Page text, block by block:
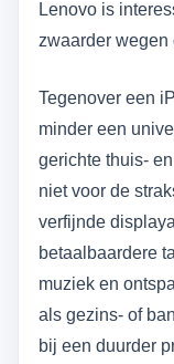
Lenovo is
zwaarder wegen
Tegenover een
minder een
gerichte thuis-
niet voor de
verfijnde
betaalbaardere
muziek en
als gezins- of
bij een duurder